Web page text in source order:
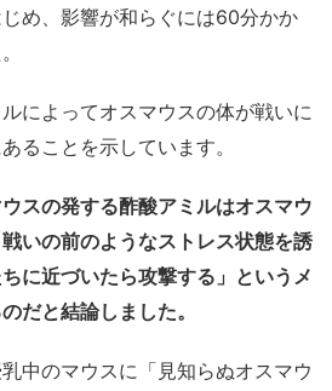
め、影響が和らぐには60分かか
によってオスマウスの体が戦いに
ることを示しています。
スの発する酢酸アミルはオスマウ
いの前のようなストレス状態を誘
に近づいたら攻撃する」というメ
だと結論しました。
中のマウスに「見知らぬオスマウ